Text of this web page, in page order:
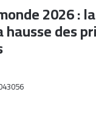
2026 :
hausse des